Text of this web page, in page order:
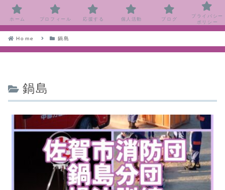
Home 鍋島
鍋島
ホーム プロフィール 応援する 個人活動 ブログ
プライバシー
ポリシー